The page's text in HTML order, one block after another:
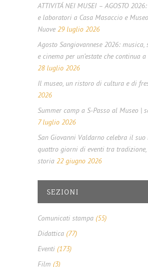
ATTIVITÁ NEI MUSEI – AGOSTO
e laboratori a Casa Masaccio e
Nuove 29 luglio 2026
Agosto Sangiovannese 2026: musica,
e cinema per un’estate che continua
28 luglio 2026
Il museo, un ristoro di cultura e di
2026
Summer camp a S-Passo al Museo |
7 luglio 2026
San Giovanni Valdarno celebra il suo
quattro giorni di eventi tra tradizione,
storia 22 giugno 2026
SEZIONI
Comunicati stampa (55)
Didattica (77)
Eventi (173)
Film (3)